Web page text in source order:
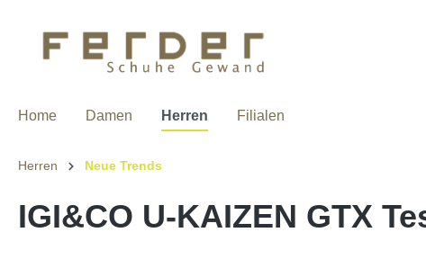
Home Damen Herren Filialen
Herren Neue Trends
IGI&CO U-KAIZEN GTX